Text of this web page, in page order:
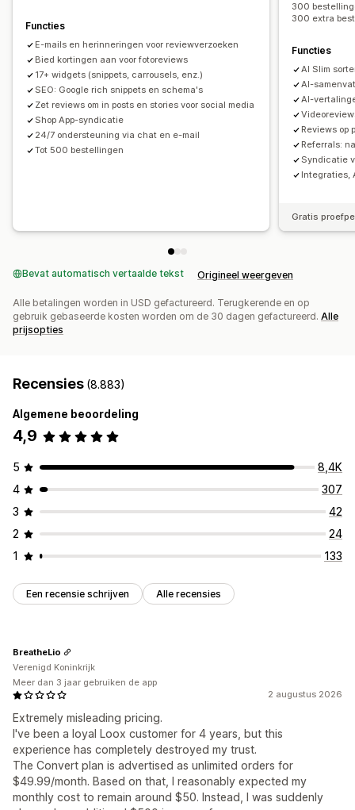
Verzoeken via e-mail
Pop-ups
Formulieren Aanbiedingen Referrals
Importeren en exporteren Migratie van recensies
Syndicatie van recensies
Automatiseringen
Aangepaste verzoeken
Functies
E-mails en herinneringen voor reviewverzoeken
Bied kortingen aan voor fotoreviews
17+ widgets (snippets, carrousels, enz.)
SEO: Google rich snippets en schema's
Zet reviews om in posts en stories voor social media
Shop App-syndicatie
24/7 ondersteuning via chat en e-mail
Tot 500 bestellingen
300
300 extra
Functies
AI Slim
AI-
AI-
Reviews op
Referrals:
Syndicatie
Integraties,
Gratis
Bevat automatisch vertaalde tekst Origineel weergeven
Alle betalingen worden in USD gefactureerd. Terugkerende en op
gebruik gebaseerde kosten worden om de 30 dagen gefactureerd. Alle
prijsopties
Recensies (8.883)
Algemene beoordeling
4,9
5
8,4K
4
307
3
42
2
24
1
133
Een recensie schrijven Alle recensies
2 augustus 2026
Extremely misleading pricing.
I've been a loyal Loox customer for 4 years, but this
experience has completely destroyed my trust.
The Convert plan is advertised as unlimited orders for
$49.99/month. Based on that, I reasonably expected my
monthly cost to remain around $50. Instead, I was suddenly
BreatheLio
Verenigd Koninkrijk
Meer dan 3 jaar gebruiken de app